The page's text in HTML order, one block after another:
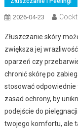
2026-04-23
Złuszczanie skóry
zwiększa jej
oparzeń czy
chronić skórę po
stosować
zasad ochrony, by
podejście do
twojego komfortu, ale